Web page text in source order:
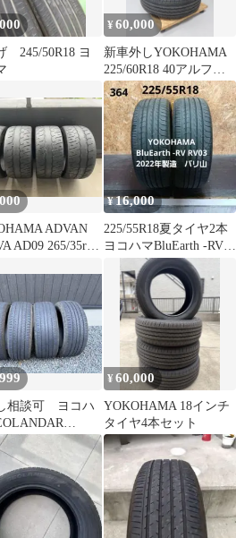
245/50R18 ヨ
¥60,000
新車外しYOKOHAMA
225/60R18 40アルファ
ードヴェルファイア
ADVAN
AD09 265/35r18
¥16,000
225/55R18夏タイヤ2本
ヨコハマBluEarth -RV
RV03 バリ山
相談可 ヨコハ
98H 4本
¥60,000
YOKOHAMA 18インチ
タイヤ4本セット